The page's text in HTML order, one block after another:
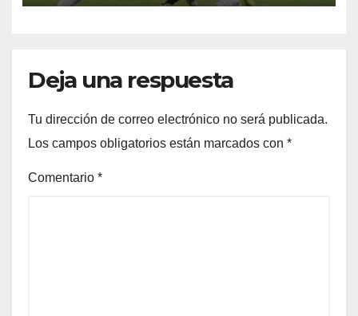
Deja una respuesta
Tu dirección de correo electrónico no será publicada.
Los campos obligatorios están marcados con *
Comentario *